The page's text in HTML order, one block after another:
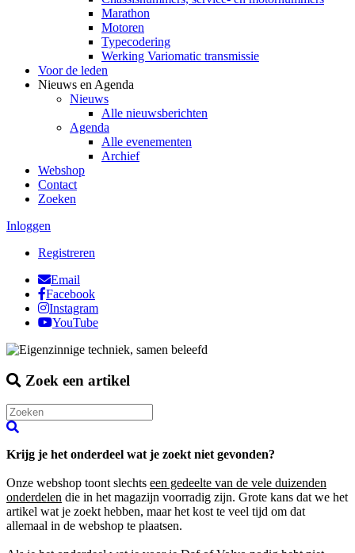
Marathon
Motoren
Typecodering
Werking Variomatic transmissie
Voor de leden
Nieuws en Agenda
Nieuws
Alle nieuwsberichten
Agenda
Alle evenementen
Archief
Webshop
Contact
Zoeken
Inloggen
Registreren
Email
Facebook
Instagram
YouTube
Zoek een artikel
Krijg je het onderdeel wat je zoekt niet gevonden?
Onze webshop toont slechts een gedeelte van de vele duizenden
onderdelen die in het magazijn voorradig zijn. Grote kans dat we het
artikel wat je zoekt hebben, maar het kost te veel tijd om dat
allemaal in de webshop te plaatsen.